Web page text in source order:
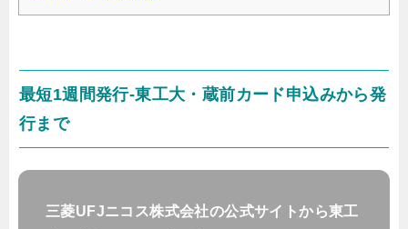
最短1週間発行-東工大・蔵前カード申込みから発
行まで
三菱UFJニコス株式会社の公式サイトから東工